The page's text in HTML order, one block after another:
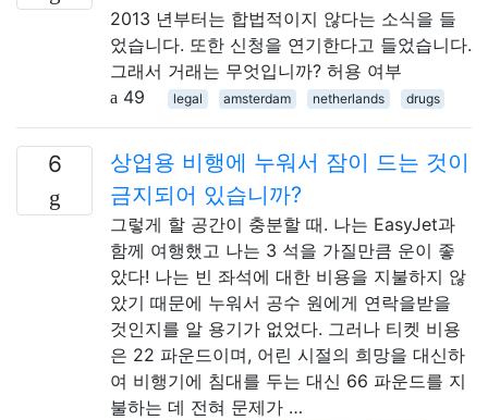
2013 년부터는 합법적이지 않다는 소식을 들
었습니다. 또한 신청을 연기한다고 들었습니다.
그래서 거래는 무엇입니까? 허용 여부
49
legal amsterdam netherlands drugs
6
상업용 비행에 누워서 잠이 드는 것이
금지되어 있습니까?
그렇게 할 공간이 충분할 때. 나는 EasyJet과
함께 여행했고 나는 3 석을 가질만큼 운이 좋
았다! 나는 빈 좌석에 대한 비용을 지불하지 않
았기 때문에 누워서 공수 원에게 연락을받을
것인지를 알 용기가 없었다. 그러나 티켓 비용
은 22 파운드이며, 어린 시절의 희망을 대신하
여 비행기에 침대를 두는 대신 66 파운드를 지
불하는 데 전혀 문제가 …